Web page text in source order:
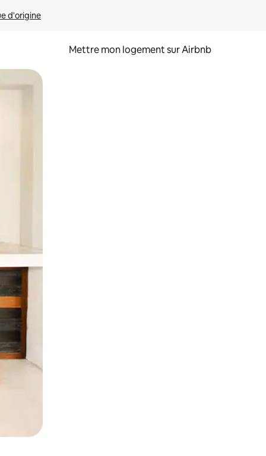
d'origine
Mettre mon logement sur Airbnb
glisser.